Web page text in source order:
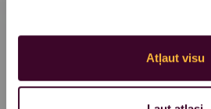
Atļaut visu
Atjaunojoša
Šī masāža ir īpaši
saspringuma